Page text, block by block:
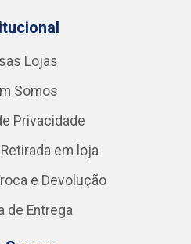
Lojas
Somos
Privacidade
em loja
e Devolução
de Entrega